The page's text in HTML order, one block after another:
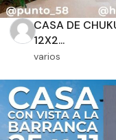
CASA DE
12X2...
varios